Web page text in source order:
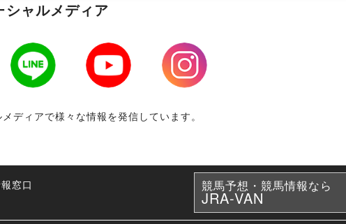
シャルメディア
LINE Youtube
Instagram
ディアで様々な情報を発信しています。
窓口
競馬予想・競馬情報なら
JRA-VAN